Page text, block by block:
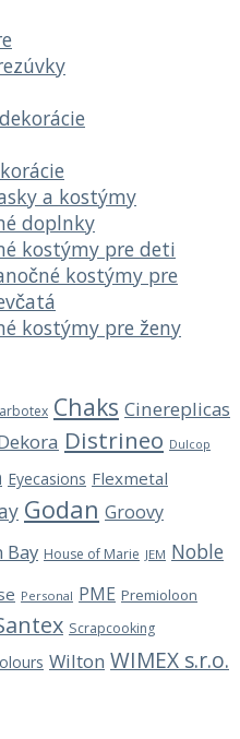
a kostýmy
doplnky
kostýmy pre deti
kostýmy pre
kostýmy pre ženy
Chaks Cinereplicas
Distrineo Dulcop
Eyecasions Flexmetal
Godan Groovy
Bay House of Marie JEM Noble
Personal PME Premioloon
Scrapcooking
Wilton WIMEX s.r.o.